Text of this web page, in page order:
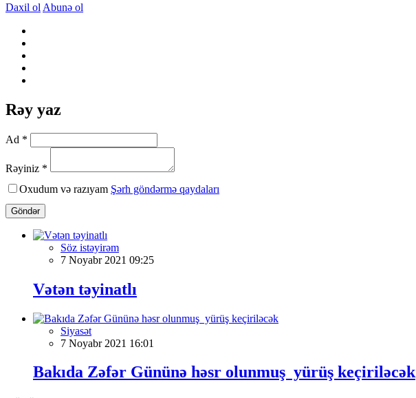
Daxil ol Abunə ol
Rəy yaz
Ad *
Rəyiniz *
Oxudum və razıyam Şərh göndərmə qaydaları
Göndər
Söz istəyirəm
7 Noyabr 2021 09:25
Vətən təyinatlı
Siyasət
7 Noyabr 2021 16:01
Bakıda Zəfər Gününə həsr olunmuş yürüş keçiriləcək